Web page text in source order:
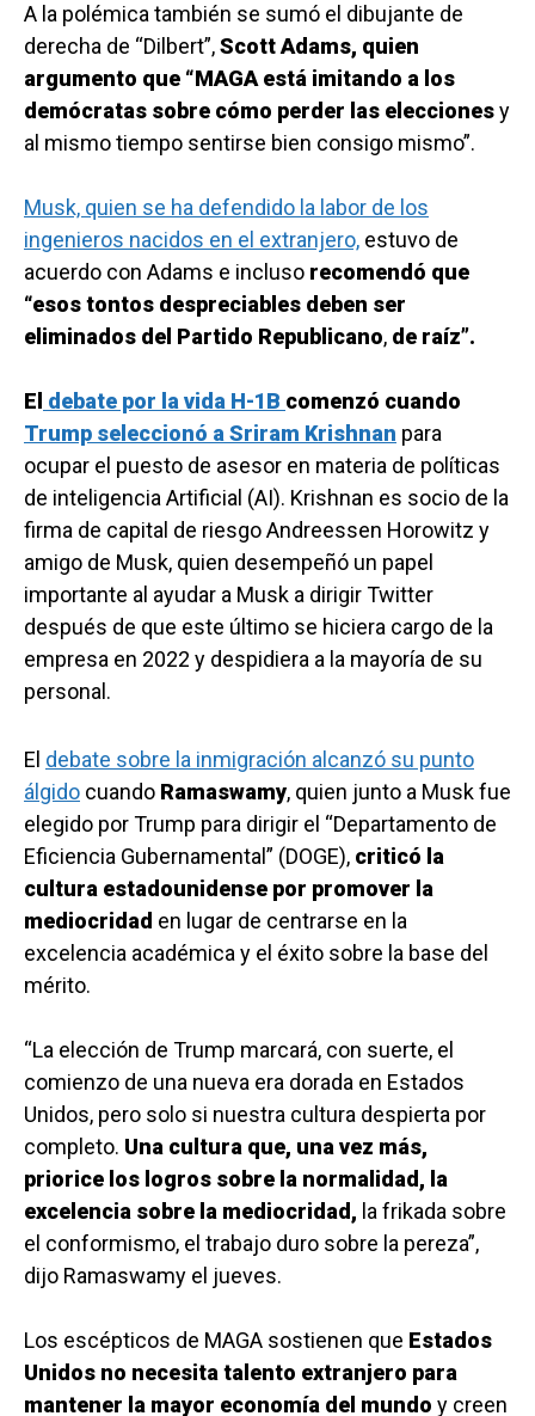
A la polémica también se sumó el dibujante de
derecha de “Dilbert”,Scott Adams, quien
argumento que “MAGA está imitando a los
demócratas sobre cómo perder las eleccionesy
al mismo tiempo sentirse bien consigo mismo”.
Musk, quien se ha defendido la labor de los
ingenieros nacidos en el extranjero, estuvo de
acuerdo con Adams e incluso recomendó que
“esos tontos despreciables deben ser
eliminados del Partido Republicano, de raíz”.
El debate por la vida H-1B comenzó cuando
Trump seleccionó a Sriram Krishnan para
ocupar el puesto de asesor en materia de políticas
de inteligencia Artificial (AI). Krishnan es socio de la
firma de capital de riesgo Andreessen Horowitz y
amigo de Musk, quien desempeñó un papel
importante al ayudar a Musk a dirigir Twitter
después de que este último se hiciera cargo de la
empresa en 2022 y despidiera a la mayoría de su
personal.
El debate sobre la inmigración alcanzó su punto
álgido cuando Ramaswamy, quien junto a Musk fue
elegido por Trump para dirigir el “Departamento de
Eficiencia Gubernamental” (DOGE), criticó la
cultura estadounidense por promover la
mediocridad en lugar de centrarse en la
excelencia académica y el éxito sobre la base del
mérito.
“La elección de Trump marcará, con suerte, el
comienzo de una nueva era dorada en Estados
Unidos, pero solo si nuestra cultura despierta por
completo. Una cultura que, una vez más,
priorice los logros sobre la normalidad, la
excelencia sobre la mediocridad, la frikada sobre
el conformismo, el trabajo duro sobre la pereza”,
dijo Ramaswamy el jueves.
Los escépticos de MAGA sostienen que Estados
Unidos no necesita talento extranjero para
mantener la mayor economía del mundo y creen